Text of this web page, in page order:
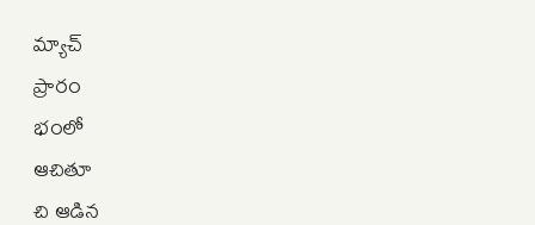
మ్యాచ్
ప్రారం
భంలో
ఆచితూ
చి ఆడిన